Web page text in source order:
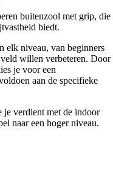
buitenzool met grip, die
biedt.
elk niveau, van beginners
willen verbeteren. Door
je voor een
aan de specifieke
je verdient met de indoor
naar een hoger niveau.